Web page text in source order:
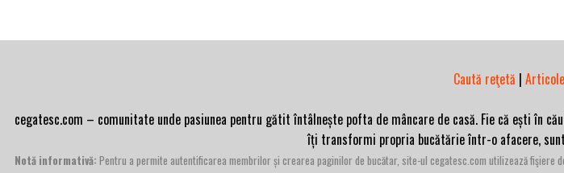
Caută reţetă | Articole
cegatesc.com – comunitate unde pasiunea pentru gătit întâlnește pofta de mâncare de casă. Fie că ești în
îți transformi propria bucătărie într-o afacere,
Notă informativă: Pentru a permite autentificarea membrilor și crearea paginilor de bucătar, site-ul cegatesc.com utilizează